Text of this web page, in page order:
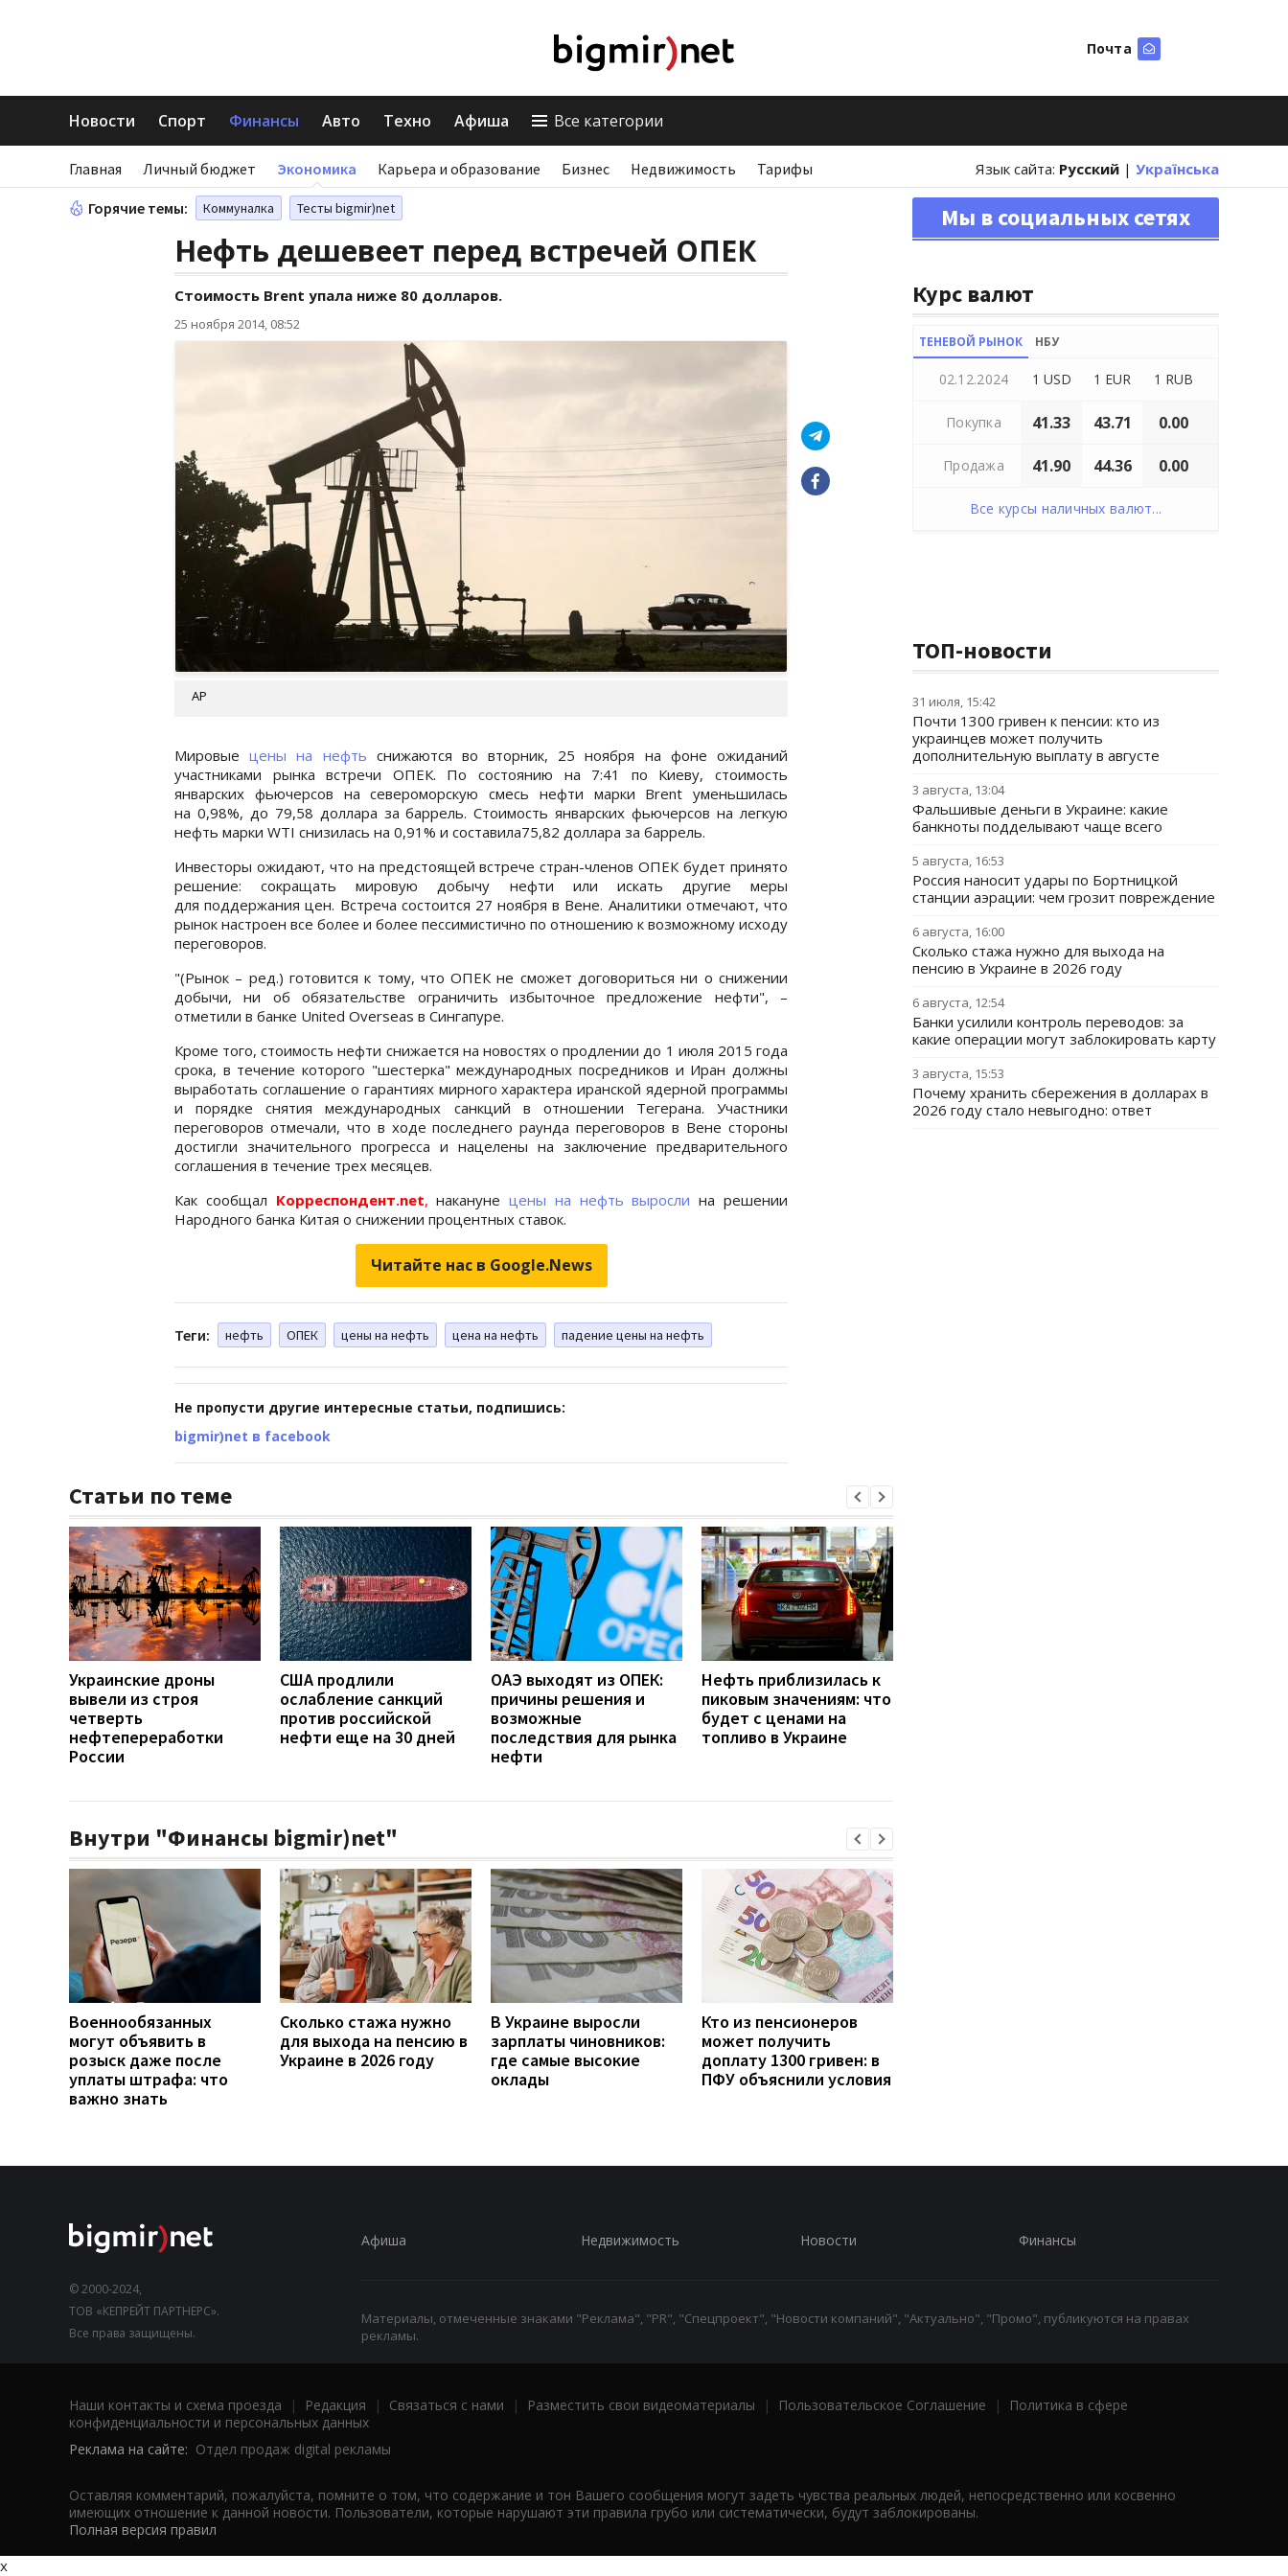
Почта
Новости Спорт Финансы Авто Техно Афиша Все категории
Главная Личный бюджет Экономика Карьера и образование Бизнес Недвижимость Тарифы Язык сайта: Русский | Українська
Горячие темы: Коммуналка Тесты bigmir)net
Нефть дешевеет перед встречей ОПЕК
Стоимость Brent упала ниже 80 долларов.
25 ноября 2014, 08:52
AP
Мировыецены на нефть снижаются во вторник, 25 ноября на фоне ожиданий
участниками рынка встречи ОПЕК. По состоянию на 7:41 по Киеву, стоимость
январских фьючерсов на североморскую смесь нефти марки Brent уменьшилась
на 0,98%, до 79,58 доллара за баррель. Стоимость январских фьючерсов на легкую
нефть марки WTI снизилась на 0,91% и составила75,82 доллара за баррель.
Инвесторы ожидают, что на предстоящей встрече стран-членов ОПЕК будет принято
решение: сокращать мировую добычу нефти или искать другие меры
для поддержания цен. Встреча состоится 27 ноября в Вене. Аналитики отмечают, что
рынок настроен все более и более пессимистично по отношению к возможному исходу
переговоров.
"(Рынок – ред.) готовится к тому, что ОПЕК не сможет договориться ни о снижении
добычи, ни об обязательстве ограничить избыточное предложение нефти", –
отметили в банке United Overseas в Сингапуре.
Кроме того, стоимость нефти снижается на новостях о продлении до 1 июля 2015 года
срока, в течение которого "шестерка" международных посредников и Иран должны
выработать соглашение о гарантиях мирного характера иранской ядерной программы
и порядке снятия международных санкций в отношении Тегерана. Участники
переговоров отмечали, что в ходе последнего раунда переговоров в Вене стороны
достигли значительного прогресса и нацелены на заключение предварительного
соглашения в течение трех месяцев.
Как сообщал Корреспондент.net, наканунецены на нефть выросли на решении
Народного банка Китая о снижении процентных ставок.
Читайте нас в Google.News
Теги: нефть ОПЕК цены на нефть цена на нефть падение цены на нефть
Не пропусти другие интересные статьи, подпишись:
bigmir)net в facebook
Статьи по теме
Украинские дроны
вывели из строя
четверть
нефтепереработки
России
США продлили
ослабление санкций
против российской
нефти еще на 30 дней
ОАЭ выходят из ОПЕК:
причины решения и
возможные
последствия для рынка
нефти
Нефть приблизилась к
пиковым значениям: что
будет с ценами на
топливо в Украине
Внутри "Финансы bigmir)net"
Военнообязанных
могут объявить в
розыск даже после
уплаты штрафа: что
важно знать
Сколько стажа нужно
для выхода на пенсию в
Украине в 2026 году
В Украине выросли
зарплаты чиновников:
где самые высокие
оклады
Кто из пенсионеров
может получить
доплату 1300 гривен: в
ПФУ объяснили условия
Мы в социальных сетях
Курс валют
ТЕНЕВОЙ РЫНОК НБУ
02.12.2024 1 USD 1 EUR 1 RUB
Покупка 41.33 43.71 0.00
Продажа 41.90 44.36 0.00
Все курсы наличных валют...
ТОП-новости
31 июля, 15:42
Почти 1300 гривен к пенсии: кто из
украинцев может получить
дополнительную выплату в августе
3 августа, 13:04
Фальшивые деньги в Украине: какие
банкноты подделывают чаще всего
5 августа, 16:53
Россия наносит удары по Бортницкой
станции аэрации: чем грозит повреждение
6 августа, 16:00
Сколько стажа нужно для выхода на
пенсию в Украине в 2026 году
6 августа, 12:54
Банки усилили контроль переводов: за
какие операции могут заблокировать карту
3 августа, 15:53
Почему хранить сбережения в долларах в
2026 году стало невыгодно: ответ
© 2000-2024,
ТОВ «КЕПРЕЙТ ПАРТНЕРС».
Все права защищены.
Афиша Недвижимость Новости Финансы
Материалы, отмеченные знаками "Реклама", "PR", "Спецпроект", "Новости компаний", "Актуально", "Промо", публикуются на правах
рекламы.
Наши контакты и схема проезда | Редакция | Связаться с нами | Разместить свои видеоматериалы | Пользовательское Соглашение |
Политика в сфере
конфиденциальности и персональных данных
Реклама на сайте: Отдел продаж digital рекламы
Оставляя комментарий, пожалуйста, помните о том, что содержание и тон Вашего сообщения могут задеть чувства реальных людей, непосредственно или косвенно
имеющих отношение к данной новости. Пользователи, которые нарушают эти правила грубо или систематически, будут заблокированы.
Полная версия правил
x